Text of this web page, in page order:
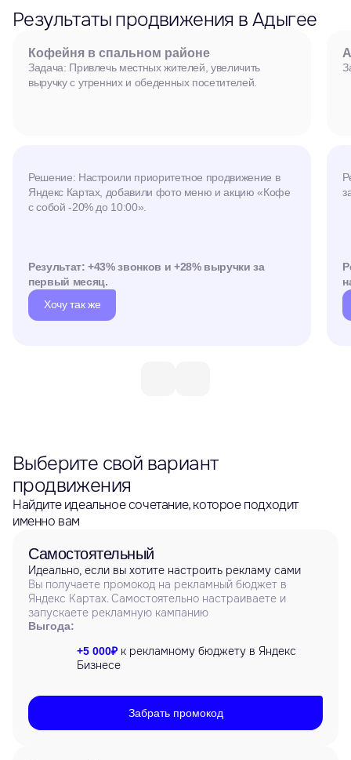
Результаты продвижения в Адыгее
Кофейня в спальном районе
Задача: Привлечь местных жителей, увеличить
выручку с утренних и обеденных посетителей.
Решение: Настроили приоритетное продвижение в
Яндекс Картах, добавили фото меню и акцию «Кофе
с собой -20% до 10:00».
Результат: +43% звонков и +28% выручки за
первый месяц.
Хочу так же
Выберите свой вариант
продвижения
Найдите идеальное сочетание, которое подходит
именно вам
Самостоятельный
Идеально, если вы хотите настроить рекламу сами
Вы получаете промокод на рекламный бюджет в
Яндекс Картах. Самостоятельно настраиваете и
запускаете рекламную кампанию
Выгода:
+5 000₽к рекламному бюджету в Яндекс
Бизнесе
Забрать промокод